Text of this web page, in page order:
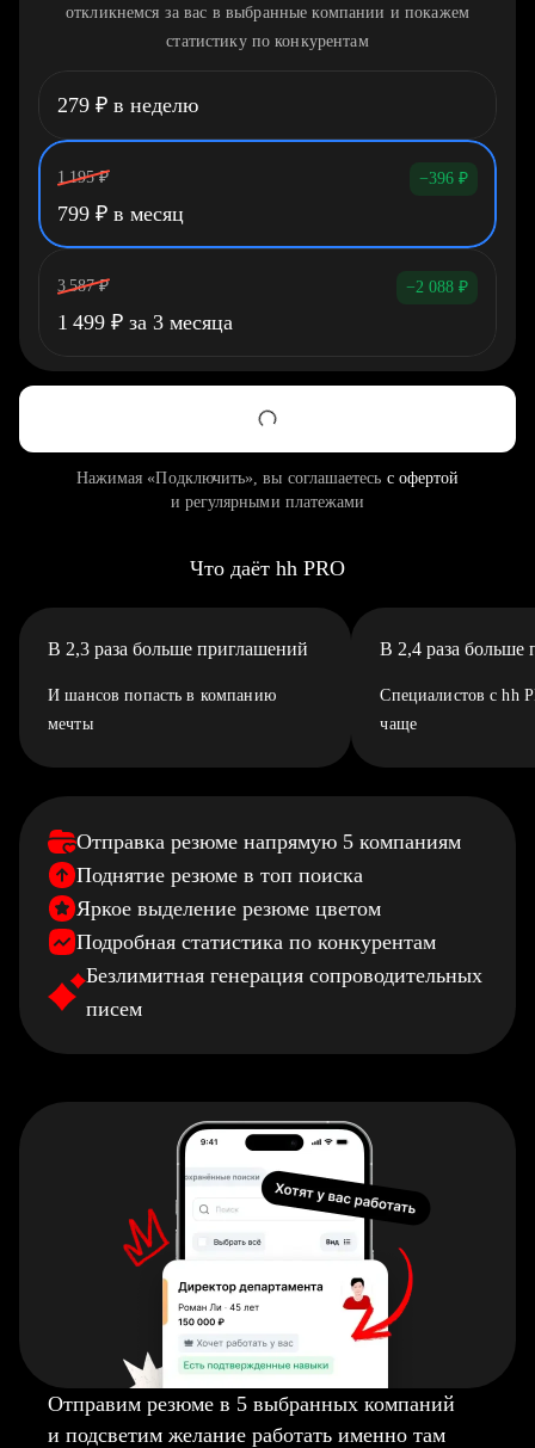
откликнемся за вас в выбранные компании и покажем
статистику по конкурентам
279 ₽ в неделю
1 195 ₽ −396 ₽
799 ₽ в месяц
3 587 ₽ −2 088 ₽
1 499 ₽ за 3 месяца
Нажимая «Подключить», вы соглашаетесь с офертой
и регулярными платежами
Что даёт hh PRO
В 2,3 раза больше приглашений
И шансов попасть в компанию
мечты
В 2,4 раза больше
Специалистов с hh
чаще
Отправка резюме напрямую 5 компаниям
Поднятие резюме в топ поиска
Яркое выделение резюме цветом
Подробная статистика по конкурентам
Безлимитная генерация сопроводительных
писем
Отправим резюме в 5 выбранных компаний
и подсветим желание работать именно там